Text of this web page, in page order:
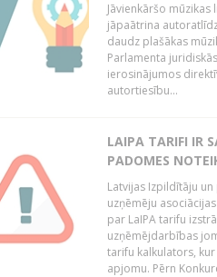
Jāvienkāršo
jāpaātrina
daudz plašākas
Parlamenta
ierosinājumos
autortiesību...
LAIPA TARIFI IR
PADOMES
Latvijas Izpildītāju
uzņēmēju
par LaIPA tarifu
uzņēmējdarbības
tarifu kalkulators,
apjomu. Pērn